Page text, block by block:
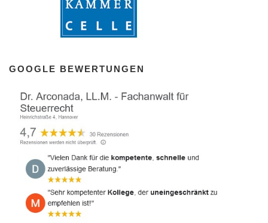
GOOGLE BEWERTUNGEN